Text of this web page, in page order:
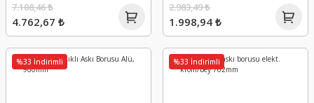
4.762,67 ₺
7.108,46 ₺
1.998,94 ₺
2.983,49 ₺
%33 İndirimli %33 İndirimli